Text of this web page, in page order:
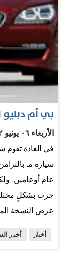
بي أم دبليو
الأربعاء ٠٦ يونيو ٢٠١٢
في العادة تقوم
سيارة ما
عام أوعامين،
جرت بشكلٍ
عرض النسخة
أخبار أخبار